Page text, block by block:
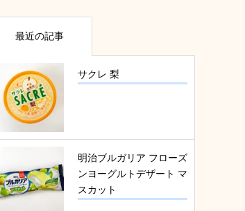
最近の記事
サクレ 梨
明治ブルガリア フローズ
ンヨーグルトデザート マ
スカット